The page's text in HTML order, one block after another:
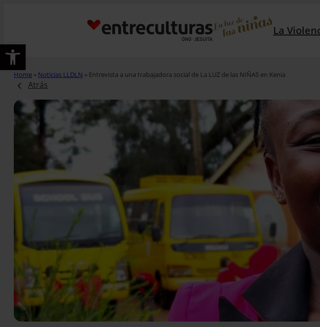
Abrir barra de herramientas
La
Home » Noticias LLDLN » Entrevista a una trabajadora social de La LUZ de las NIÑAS en Kenia
Atrás